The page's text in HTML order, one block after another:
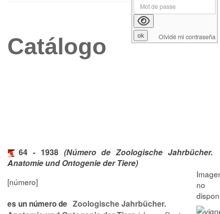
Catálogo
64 - 1938(Número de Zoologische Jahrbücher.
Anatomie und Ontogenie der Tiere)
[número]
es un número de Zoologische Jahrbücher.
Olvidé mi contraseña